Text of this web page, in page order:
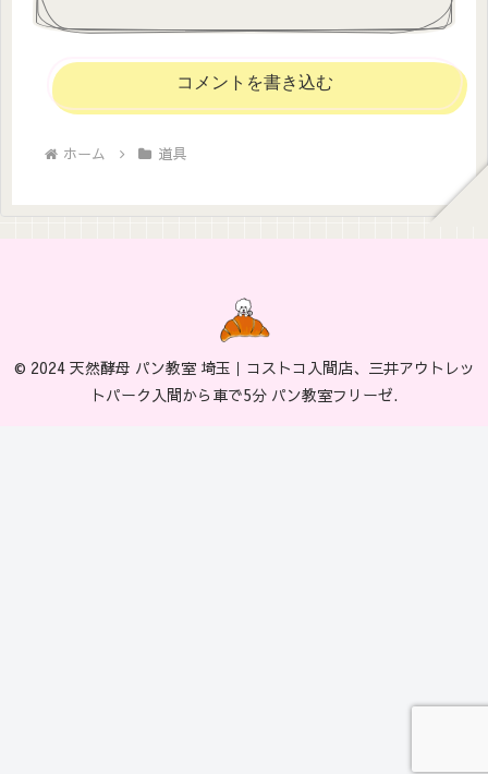
コメントを書き込む
ホーム 道具
© 2024 天然酵母 パン教室 埼玉｜コストコ入間店、三井アウトレッ
トパーク入間から車で5分 パン教室フリーゼ.